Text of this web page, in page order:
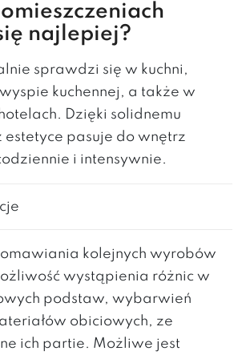
najlepiej?
sprawdzi się w kuchni,
kuchennej, a także w
Dzięki solidnemu
estetyce pasuje do wnętrz
i intensywnie.
kolejnych wyrobów
wystąpienia różnic w
podstaw, wybarwień
obiciowych, ze
ich partie. Możliwe jest